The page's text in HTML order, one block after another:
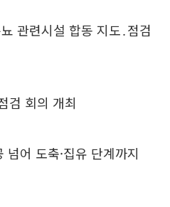
관련시설 합동 지도․점검
검 회의 개최
어 도축·집유 단계까지